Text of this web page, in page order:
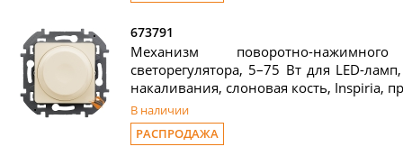
673791
Механизм поворотно-нажимного
светорегулятора, 5–75 Вт для LED-
накаливания, слоновая кость, Inspiria,
В наличии
РАСПРОДАЖА